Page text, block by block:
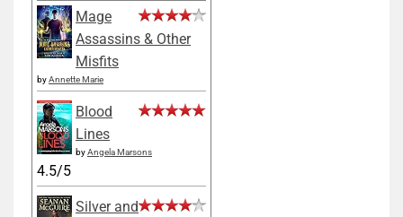
Mage
Assassins & Other
Misfits
byAnnette Marie
Blood
Lines
byAngela Marsons
4.5/5
Silver and